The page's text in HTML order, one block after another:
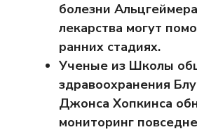
болезни
лекарства могут
ранних стадиях.
Ученые из Школы
здравоохранения
Джонса Хопкинса
мониторинг